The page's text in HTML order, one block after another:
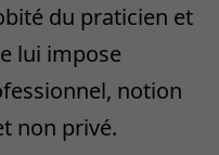
du praticien et
lui impose
notion
non privé.